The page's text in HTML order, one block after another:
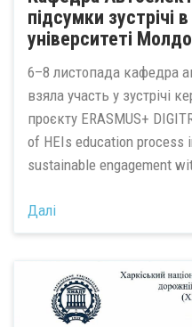
підсумки зустрічі
університеті
6–8 листопада кафедра
взяла участь у зустрічі
проєкту ERASMUS+
of HEIs education process
sustainable engagement
Далі